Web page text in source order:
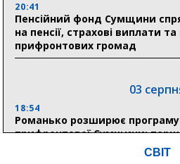
20:41
Пенсійний фонд Сумщини
на пенсії, страхові виплати
прифронтових громад
03
18:54
Романько розширює програму
прифронтової Сумщини:
СВІТ